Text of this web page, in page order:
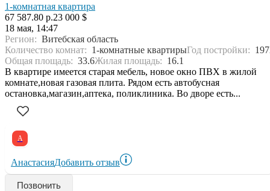
1-комнатная квартира
67 587.80 р.23 000 $
18 мая, 14:47
Регион: Витебская область
Количество комнат: 1-комнатные квартирыГод постройки:
Общая площадь: 33.6Жилая площадь: 16.1
В квартире имеется старая мебель, новое окно ПВХ в жилой
комнате,новая газовая плита. Рядом есть автобусная
остановка,магазин,аптека, поликлиника. Во дворе есть...
А
АнастасияДобавить отзыв
Позвонить